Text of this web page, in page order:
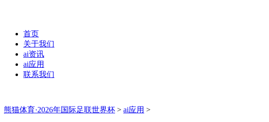
首页
关于我们
ai资讯
ai应用
联系我们
熊猫体育·2026年国际足联世界杯 > ai应用 >